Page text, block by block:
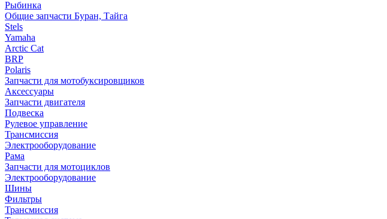
Рыбинка
Общие запчасти Буран, Тайга
Stels
Yamaha
Arctic Cat
BRP
Polaris
Запчасти для мотобуксировщиков
Аксессуары
Запчасти двигателя
Подвеска
Рулевое управление
Трансмиссия
Электрооборудование
Рама
Запчасти для мотоциклов
Электрооборудование
Шины
Фильтры
Трансмиссия